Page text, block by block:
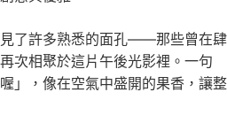
了許多熟悉的面孔——那些曾在肆
次相聚於這片午後光影裡。一句
」，像在空氣中盛開的果香，讓整